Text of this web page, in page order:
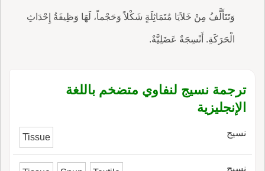
وَتَتَأَلَّفُ مِنْ خَلاَيَا مُتَمَاثِلَةٍ شَكْلاً وَحَجْماً، لَهَا وَظِيفَةُ إِحْدَاثِ
الْحَرَكَةِ. أَنْسِجَةٌ عَضَلِيَّةٌ.
ترجمة نسيج لنفاوي متضخم باللغة
الإنجليزية
نسيج Tissue
نسيج